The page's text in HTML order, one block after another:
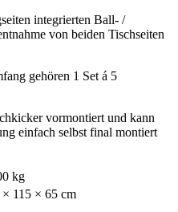
integrierten Ball- /
von beiden Tischseiten
gehören 1 Set á 5
vormontiert und kann
einfach selbst final montiert
kg
× 115 × 65 cm